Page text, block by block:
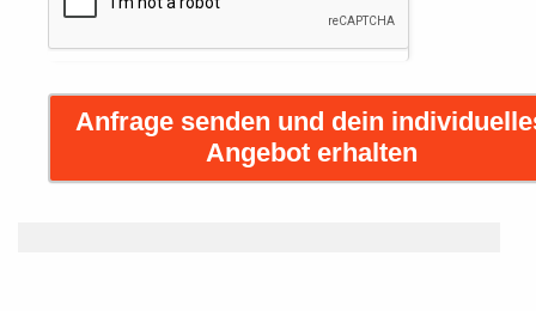
Anfrage senden und dein
Angebot erhalten